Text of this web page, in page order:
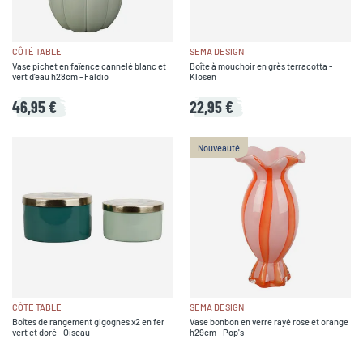
CÔTÉ TABLE
Vase pichet en faïence cannelé blanc et
vert d'eau h28cm - Faldio
46,95 €
SEMA DESIGN
Boîte à mouchoir en grès terracotta -
Klosen
22,95 €
CÔTÉ TABLE
Boîtes de rangement gigognes x2 en fer
vert et doré - Oiseau
Nouveauté
SEMA DESIGN
Vase bonbon en verre rayé rose et orange
h29cm - Pop's